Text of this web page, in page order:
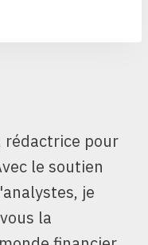
rédactrice pour
le soutien
je
la